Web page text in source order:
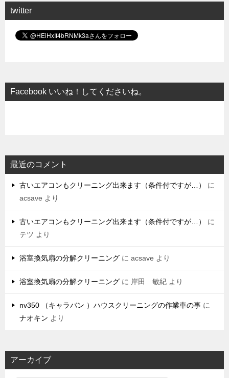
twitter
Facebook いいね！してくださいね。
最近のコメント
古いエアコンもクリーニング出来ます（条件付ですが…）
に
acsave より
古いエアコンもクリーニング出来ます（条件付ですが…）
に
テツ より
浴室換気扇の分解クリーニング に acsave より
浴室換気扇の分解クリーニング に 岸田 敏紀 より
nv350 （キャラバン ）ハウスクリーニングの作業車の事 に
ナオキン より
アーカイブ